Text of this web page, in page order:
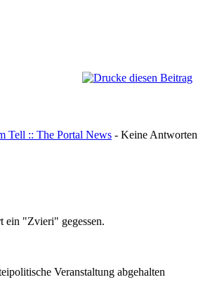
Tell :: The Portal News - Keine Antworten
ein "Zvieri" gegessen.
Veranstaltung abgehalten